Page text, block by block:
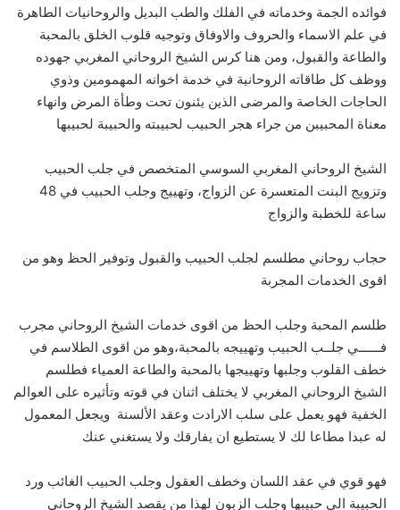
فوائده الجمة وخدماته في الفلك والطب البديل والروحانيات الطاهرة
في علم الاسماء والحروف والاوفاق وتوجيه قلوب الخلق بالمحبة
والطاعة والقبول، ومن هنا كرس الشيخ الروحاني المغربي جهوده
ووظف كل طاقاته الروحانية في خدمة اخوانه المهمومين وذوي
الحاجات الخاصة والمرضى الذين يئنون تحت وطأة المرض وانهاء
معناة المحبيبن من جراء هجر الحبيب لحبيبته والحبيبة لحبيبها
الشيخ الروحاني المغربي السوسي المتخصص في جلب الحبيب
وتزويج البنت المتعسرة عن الزواج، وتهييج وجلب الحبيب في 48
ساعة للخطبة والزواج
حجاب روحاني مطلسم لجلب الحبيب والقبول وتوفير الحظ وهو من
اقوى الخدمات المجربة
طلسم المحبة وجلب الحظ من اقوى خدمات الشيخ الروحاني مجرب
فــــــي جلــب الحبيب وتهييجه بالمحبة،وهو من اقوى الطلاسم في
خطف القلوب وجلبها وتهييجها بالمحبة والطاعة العمياء فطلسم
الشيخ الروحاني المغربي لا يختلف اثنان في قوته وتأثيره على العوالم
الخفية فهو يعمل على سلب الارادت وعقد الألسنة ويجعل المعمول
له عبدا مطاعا لك لا يستطيع ان يفارقك ولا يستغني عنك
فهو قوي في عقد اللسان وخطف العقول وجلب الحبيب الغائب ورد
الحبيبة الى حبيبها وجلب الزبون لهذا من يقصد الشيخ الروحاني